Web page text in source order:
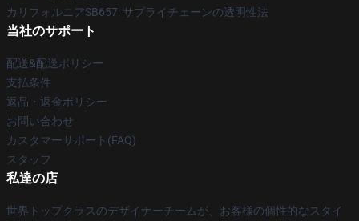
カリフォルニアSB657: サプライチェーンの透明性法
当社のサポート
配送&配送ポリシー
支払条件
返品・返金ポリシー
お問い合わせ
カスタマーサポート(FAQ)
スタッフ
私達の店
世界トップクラスのデザイナーチームが、お客様の個性的なスタイ